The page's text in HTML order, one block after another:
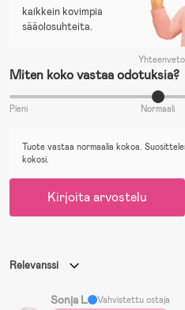
kaikkein kovimpia
sääolosuhteita.
Miten koko vastaa odotuksia?
Pieni Normaali
Tuote vastaa normaalia kokoa.
kokosi.
Kirjoita arvostelu
Relevanssi
Sonja L
Vahvistettu ostaja